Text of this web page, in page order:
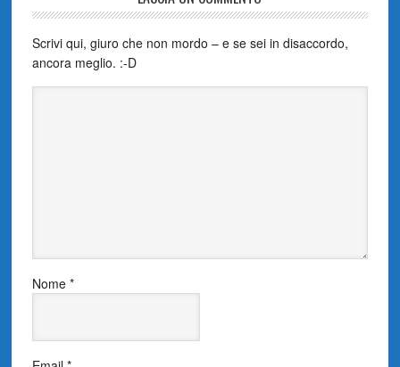
Scrivi qui, giuro che non mordo – e se sei in disaccordo,
ancora meglio. :-D
Nome *